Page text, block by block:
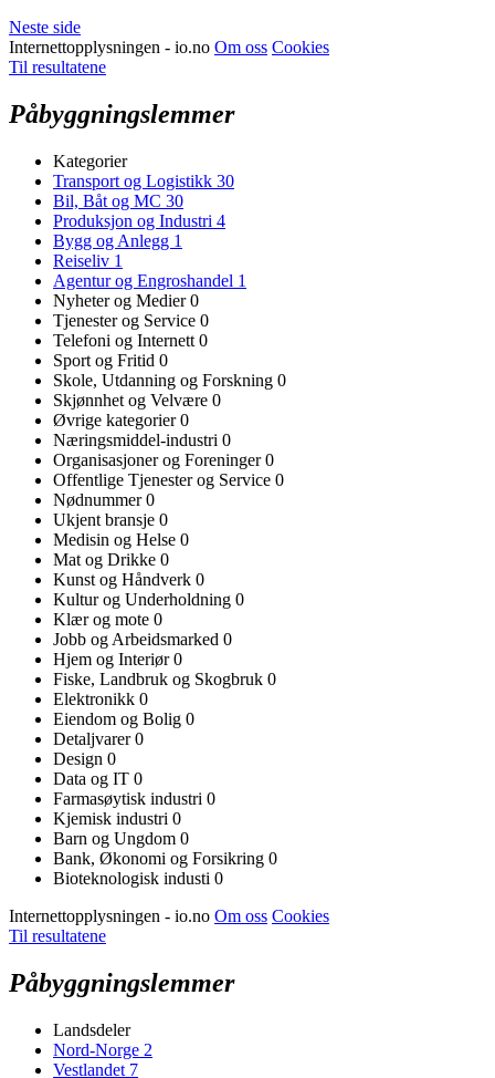
Neste side
Internettopplysningen - io.no Om oss Cookies
Til resultatene
Påbyggningslemmer
Kategorier
Transport og Logistikk 30
Bil, Båt og MC 30
Produksjon og Industri 4
Bygg og Anlegg 1
Reiseliv 1
Agentur og Engroshandel 1
Nyheter og Medier0
Tjenester og Service 0
Telefoni og Internett 0
Sport og Fritid 0
Skole, Utdanning og Forskning 0
Skjønnhet og Velvære 0
Øvrige kategorier0
Næringsmiddel-industri 0
Organisasjoner og Foreninger0
Offentlige Tjenester og Service 0
Nødnummer0
Ukjent bransje 0
Medisin og Helse 0
Mat og Drikke 0
Kunst og Håndverk 0
Kultur og Underholdning 0
Klær og mote 0
Jobb og Arbeidsmarked 0
Hjem og Interiør0
Fiske, Landbruk og Skogbruk 0
Elektronikk 0
Eiendom og Bolig 0
Detaljvarer0
Design 0
Data og IT 0
Farmasøytisk industri 0
Kjemisk industri 0
Barn og Ungdom 0
Bank, Økonomi og Forsikring 0
Bioteknologisk industi 0
Internettopplysningen - io.no Om oss Cookies
Til resultatene
Påbyggningslemmer
Landsdeler
Nord-Norge 2
Vestlandet 7